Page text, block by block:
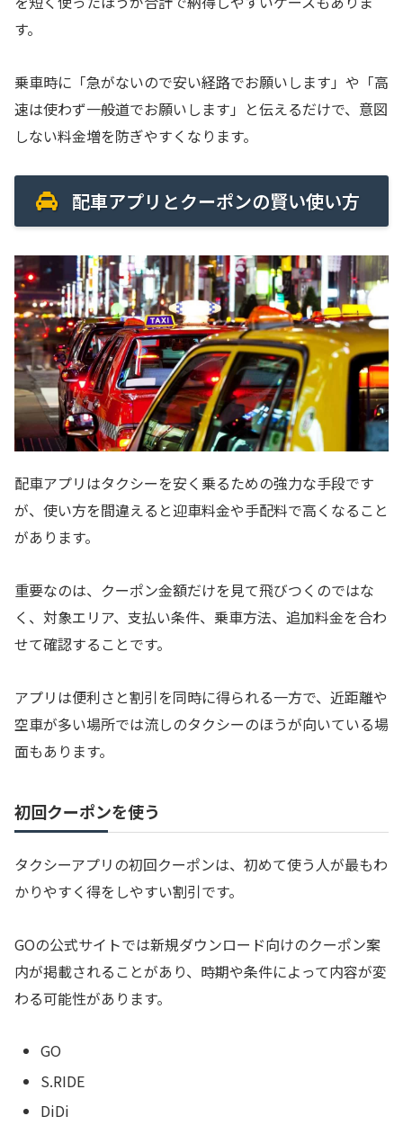
す。
乗車時に「急がないので安い経路でお願いします」や「高
速は使わず一般道でお願いします」と伝えるだけで、意図
しない料金増を防ぎやすくなります。
配車アプリとクーポンの賢い使い方
配車アプリはタクシーを安く乗るための強力な手段です
が、使い方を間違えると迎車料金や手配料で高くなること
があります。
重要なのは、クーポン金額だけを見て飛びつくのではな
く、対象エリア、支払い条件、乗車方法、追加料金を合わ
せて確認することです。
アプリは便利さと割引を同時に得られる一方で、近距離や
空車が多い場所では流しのタクシーのほうが向いている場
面もあります。
初回クーポンを使う
タクシーアプリの初回クーポンは、初めて使う人が最もわ
かりやすく得をしやすい割引です。
GOの公式サイトでは新規ダウンロード向けのクーポン案
内が掲載されることがあり、時期や条件によって内容が変
わる可能性があります。
GO
S.RIDE
DiDi